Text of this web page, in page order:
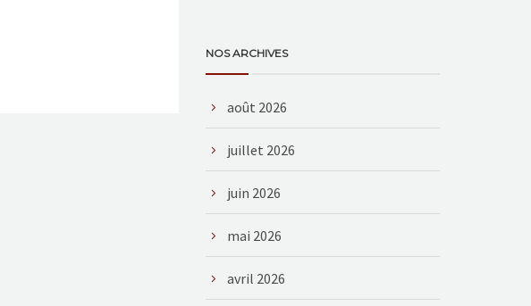
NOS ARCHIVES
août 2026
juillet 2026
juin 2026
mai 2026
avril 2026